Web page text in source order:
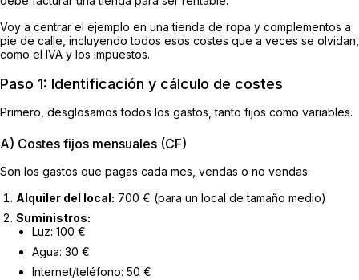
Voy a centrar el ejemplo en una tienda de ropa y complementos a
pie de calle, incluyendo todos esos costes que a veces se olvidan,
como el IVA y los impuestos.
Paso 1: Identificación y cálculo de costes
Primero, desglosamos todos los gastos, tanto fijos como variables.
A) Costes fijos mensuales (CF)
Son los gastos que pagas cada mes, vendas o no vendas:
Alquiler del local: 700 € (para un local de tamaño medio)
Suministros:
Luz: 100 €
Agua: 30 €
Internet/teléfono: 50 €